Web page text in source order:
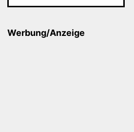
Werbung/Anzeige